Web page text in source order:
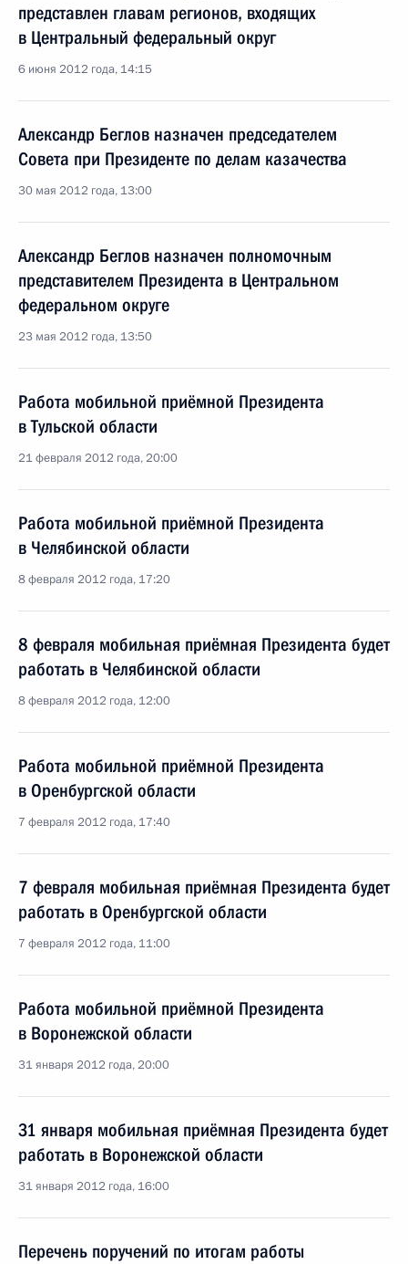
представлен главам регионов, входящих
в Центральный федеральный округ
6 июня 2012 года, 14:15
Александр Беглов назначен председателем
Совета при Президенте по делам казачества
30 мая 2012 года, 13:00
Александр Беглов назначен полномочным
представителем Президента в Центральном
федеральном округе
23 мая 2012 года, 13:50
Работа мобильной приёмной Президента
в Тульской области
21 февраля 2012 года, 20:00
Работа мобильной приёмной Президента
в Челябинской области
8 февраля 2012 года, 17:20
8 февраля мобильная приёмная Президента будет
работать в Челябинской области
8 февраля 2012 года, 12:00
Работа мобильной приёмной Президента
в Оренбургской области
7 февраля 2012 года, 17:40
7 февраля мобильная приёмная Президента будет
работать в Оренбургской области
7 февраля 2012 года, 11:00
Работа мобильной приёмной Президента
в Воронежской области
31 января 2012 года, 20:00
31 января мобильная приёмная Президента будет
работать в Воронежской области
31 января 2012 года, 16:00
Перечень поручений по итогам работы